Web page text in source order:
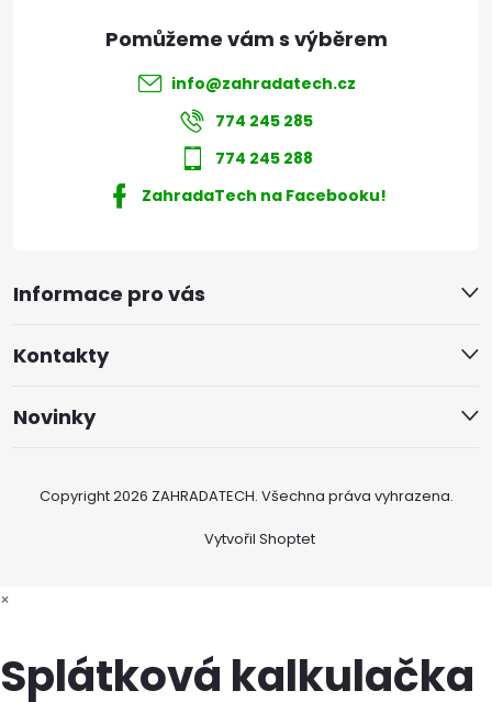
Informace pro vás
Kontakty
Novinky
info@zahradatech.cz
774 245 285
774 245 288
ZahradaTech na Facebooku!
Vytvořil Shoptet
Copyright 2026 ZAHRADATECH. Všechna práva vyhrazena.
×
Splátková kalkulačka